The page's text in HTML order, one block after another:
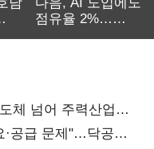
점유율 2%…
체 넘어 주력산업
·공급 문제"…닥공